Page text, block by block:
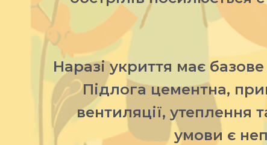
Наразі укриття має
Підлога цементна,
вентиляції, утеплення
умови є